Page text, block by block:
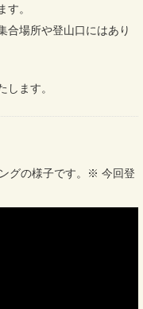
。
合場所や登山口にはあり
ます。
グの様子です。※ 今回登